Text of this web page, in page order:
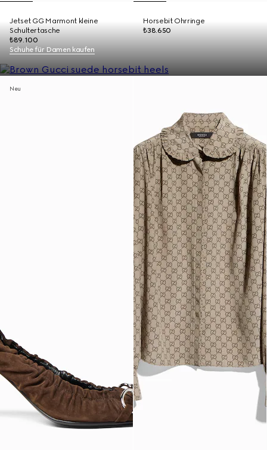
Jetset GG Marmont kleine
Schultertasche
₺89.100
Horsebit Ohrringe
₺38.650
Schuhe für Damen kaufen
Neu